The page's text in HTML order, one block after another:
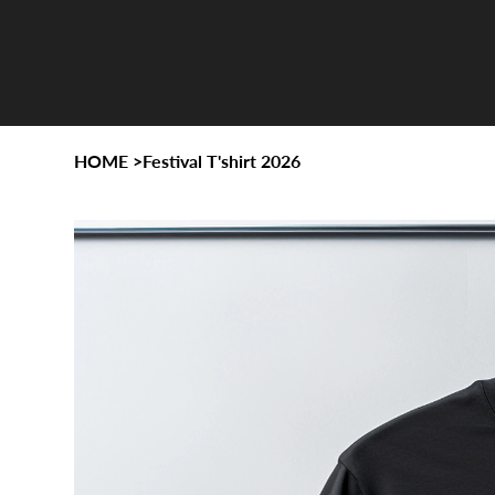
HOME >Festival T'shirt 2026